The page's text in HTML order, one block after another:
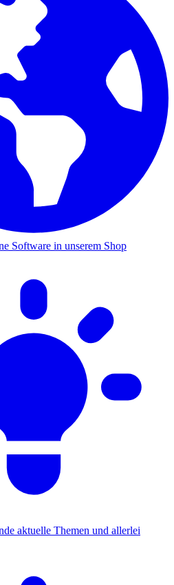
Software in unserem Shop
aktuelle Themen und allerlei